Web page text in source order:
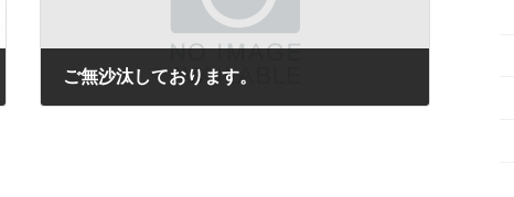
ご無沙汰しております。